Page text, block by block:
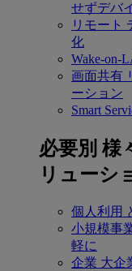
せずデバ
リモート
化
Wake-on-
画面共有
ーション
Smart
必要別 様
リューシ
個人利用
小規模事
軽に
企業 大企